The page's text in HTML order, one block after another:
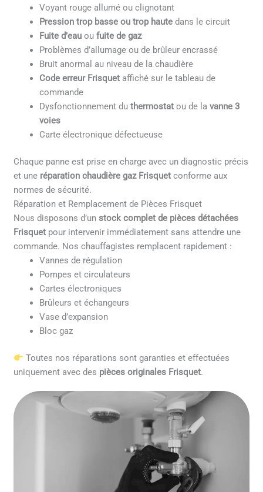
Voyant rouge allumé ou clignotant
Pression trop basse ou trop haute dans le circuit
Fuite d’eau oufuite de gaz
Problèmes d’allumage ou de brûleur encrassé
Bruit anormal au niveau de la chaudière
Code erreur Frisquet affiché sur le tableau de
commande
Dysfonctionnement duthermostat ou de lavanne 3
voies
Carte électronique défectueuse
Chaque panne est prise en charge avec un diagnostic précis
et une réparation chaudière gaz Frisquet conforme aux
normes de sécurité.
Réparation et Remplacement de Pièces Frisquet
Nous disposons d’unstock complet de pièces détachées
Frisquet pour intervenir immédiatement sans attendre une
commande. Nos chauffagistes remplacent rapidement :
Vannes de régulation
Pompes et circulateurs
Cartes électroniques
Brûleurs et échangeurs
Vase d’expansion
Bloc gaz
Toutes nos réparations sont garanties et effectuées
uniquement avec des pièces originales Frisquet.